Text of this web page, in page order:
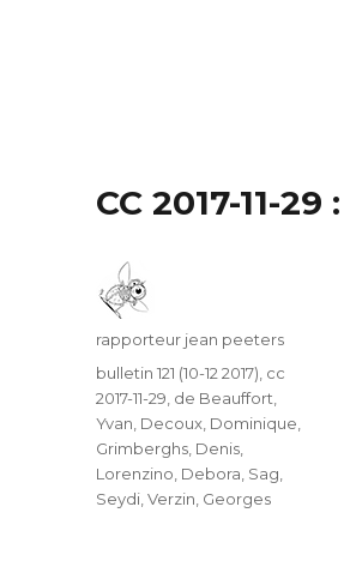
CC 2017-11-
Auteur
rapporteur jean peeters
Catégories
bulletin 121 (10-12 2017) cc
2017-11-29 de Beauffort,
Yvan Decoux, Dominique
Grimberghs, Denis
Lorenzino, Debora Sag,
Seydi ,Verzin, Georges